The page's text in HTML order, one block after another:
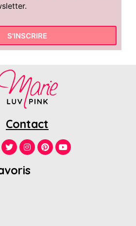
S'INSCRIRE
Contact